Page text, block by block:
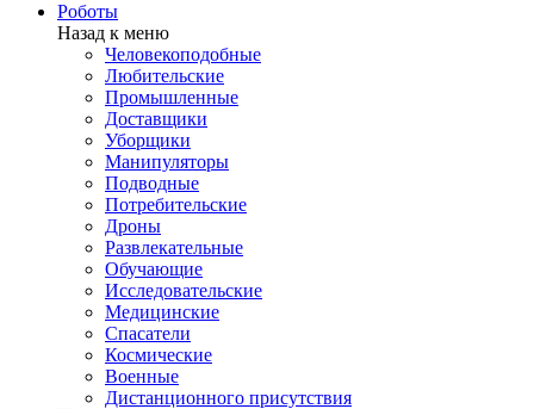
Роботы
Назад к меню
Человекоподобные
Любительские
Промышленные
Доставщики
Уборщики
Манипуляторы
Подводные
Потребительские
Дроны
Развлекательные
Обучающие
Исследовательские
Медицинские
Спасатели
Космические
Военные
Дистанционного присутствия